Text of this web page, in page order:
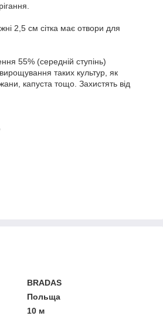
2,5 см сітка має отвори для
55% (середній ступінь)
таких культур, як
капуста тощо. Захистять від
BRADAS
Польща
10 м